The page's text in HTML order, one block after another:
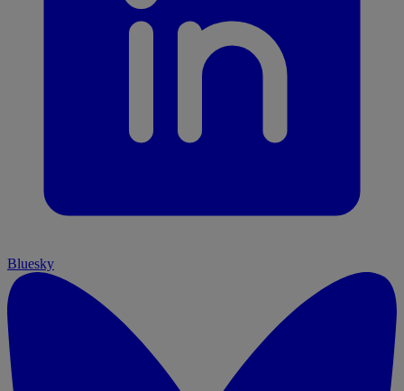
Bluesky